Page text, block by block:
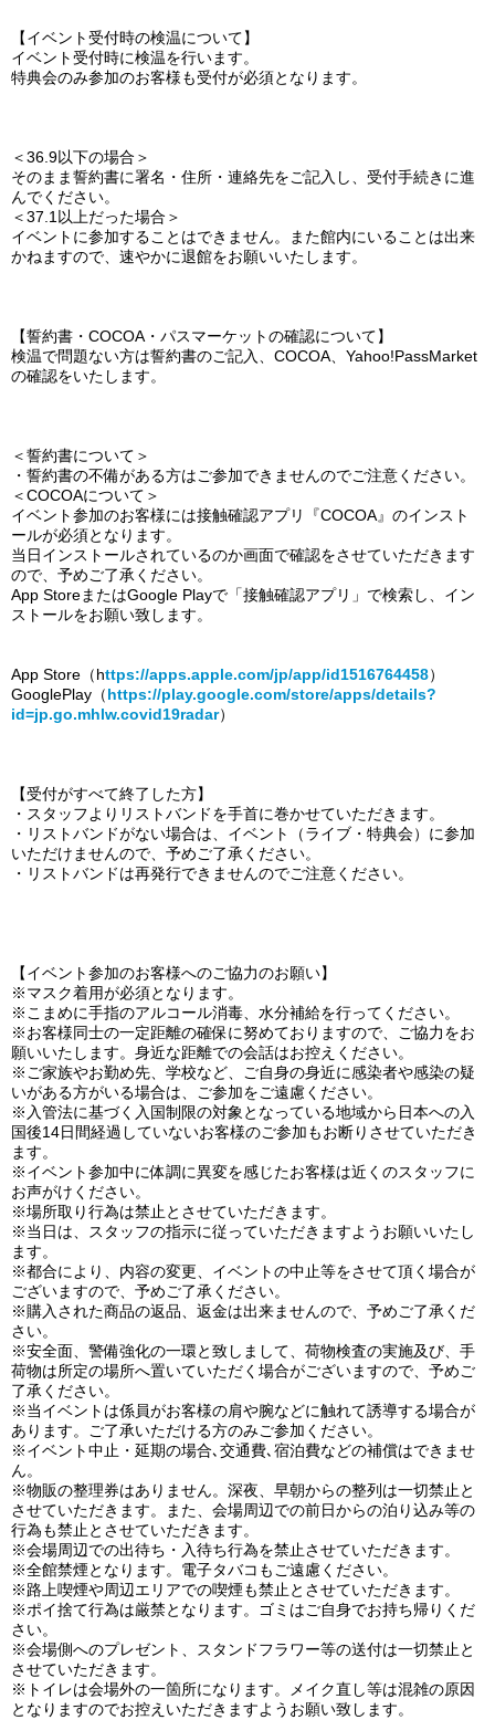
【イベント受付時の検温について】
イベント受付時に検温を行います。
特典会のみ参加のお客様も受付が必須となります。
＜36.9以下の場合＞
そのまま誓約書に署名・住所・連絡先をご記入し、受付手続きに進
んでください。
＜37.1以上だった場合＞
イベントに参加することはできません。また館内にいることは出来
かねますので、速やかに退館をお願いいたします。
【誓約書・COCOA・パスマーケットの確認について】
検温で問題ない方は誓約書のご記入、COCOA、Yahoo!PassMarket
の確認をいたします。
＜誓約書について＞
・誓約書の不備がある方はご参加できませんのでご注意ください。
＜COCOAについて＞
イベント参加のお客様には接触確認アプリ『COCOA』のインスト
ールが必須となります。
当日インストールされているのか画面で確認をさせていただきます
ので、予めご了承ください。
App StoreまたはGoogle Playで「接触確認アプリ」で検索し、イン
ストールをお願い致します。
App Store （https://apps.apple.com/jp/app/id1516764458）
GooglePlay （https://play.google.com/store/apps/details?
id=jp.go.mhlw.covid19radar）
【受付がすべて終了した方】
・スタッフよりリストバンドを手首に巻かせていただきます。
・リストバンドがない場合は、イベント（ライブ・特典会）に参加
いただけませんので、予めご了承ください。
・リストバンドは再発行できませんのでご注意ください。
【イベント参加のお客様へのご協力のお願い】
※マスク着用が必須となります。
※こまめに手指のアルコール消毒、水分補給を行ってください。
※お客様同士の一定距離の確保に努めておりますので、ご協力をお
願いいたします。身近な距離での会話はお控えください。
※ご家族やお勤め先、学校など、ご自身の身近に感染者や感染の疑
いがある方がいる場合は、ご参加をご遠慮ください。
※入管法に基づく入国制限の対象となっている地域から日本への入
国後14日間経過していないお客様のご参加もお断りさせていただき
ます。
※イベント参加中に体調に異変を感じたお客様は近くのスタッフに
お声がけください。
※場所取り行為は禁止とさせていただきます。
※当日は、スタッフの指示に従っていただきますようお願いいたし
ます。
※都合により、内容の変更、イベントの中止等をさせて頂く場合が
ございますので、予めご了承ください。
※購入された商品の返品、返金は出来ませんので、予めご了承くだ
さい。
※安全面、警備強化の一環と致しまして、荷物検査の実施及び、手
荷物は所定の場所へ置いていただく場合がございますので、予めご
了承ください。
※当イベントは係員がお客様の肩や腕などに触れて誘導する場合が
あります。ご了承いただける方のみご参加ください。
※イベント中止・延期の場合､交通費､宿泊費などの補償はできませ
ん。
※物販の整理券はありません。深夜、早朝からの整列は一切禁止と
させていただきます。また、会場周辺での前日からの泊り込み等の
行為も禁止とさせていただきます。
※会場周辺での出待ち・入待ち行為を禁止させていただきます。
※全館禁煙となります。電子タバコもご遠慮ください。
※路上喫煙や周辺エリアでの喫煙も禁止とさせていただきます。
※ポイ捨て行為は厳禁となります。ゴミはご自身でお持ち帰りくだ
さい。
※会場側へのプレゼント、スタンドフラワー等の送付は一切禁止と
させていただきます。
※トイレは会場外の一箇所になります。メイク直し等は混雑の原因
となりますのでお控えいただきますようお願い致します。